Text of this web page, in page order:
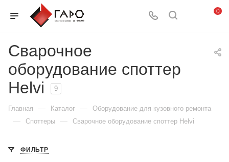
0
Сварочное
оборудование споттер
Helvi
9
Главная — Каталог — Оборудование для кузовного ремонта
— Споттеры — Сварочное оборудование споттер Helvi
ФИЛЬТР